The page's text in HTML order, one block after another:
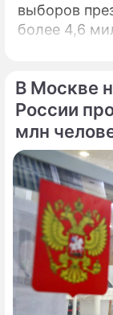
выборов
более 4,6
В Москве
России
млн